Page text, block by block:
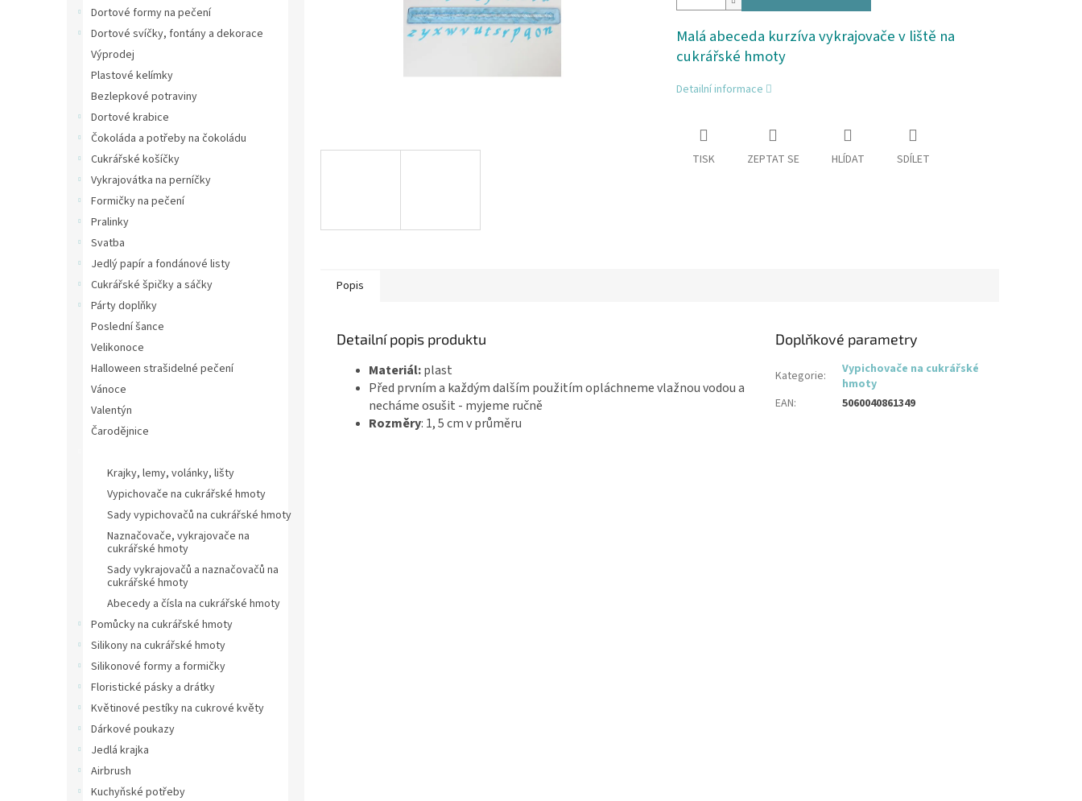
Dortové formy na pečení
Dortové svíčky, fontány a dekorace
Výprodej
Plastové kelímky
Bezlepkové potraviny
Dortové krabice
Čokoláda a potřeby na čokoládu
Cukrářské košíčky
Vykrajovátka na perníčky
Formičky na pečení
Pralinky
Svatba
Jedlý papír a fondánové listy
Cukrářské špičky a sáčky
Párty doplňky
Poslední šance
Velikonoce
Halloween strašidelné pečení
Vánoce
Valentýn
Čarodějnice
Krajky, lemy, volánky, lišty
Vypichovače na cukrářské hmoty
Sady vypichovačů na cukrářské hmoty
Naznačovače, vykrajovače na
cukrářské hmoty
Sady vykrajovačů a naznačovačů na
cukrářské hmoty
Abecedy a čísla na cukrářské hmoty
Pomůcky na cukrářské hmoty
Silikony na cukrářské hmoty
Silikonové formy a formičky
Floristické pásky a drátky
Květinové pestíky na cukrové květy
Dárkové poukazy
Jedlá krajka
Airbrush
Kuchyňské potřeby
Malá abeceda kurzíva vykrajovače v liště na
cukrářské hmoty
Detailní informace
TISK ZEPTAT SE HLÍDAT SDÍLET
Popis
Detailní popis produktu
Materiál:plast
Před prvním a každým dalším použitím opláchneme vlažnou vodou a
necháme osušit - myjeme ručně
Rozměry: 1, 5 cm v průměru
Doplňkové parametry
Kategorie:
Vypichovače na cukrářské
hmoty
EAN: 5060040861349